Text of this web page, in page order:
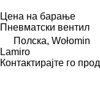
Цена на барање
Пневматски вентил
Полска, Wołomin
Lamiro
Контактирајте го